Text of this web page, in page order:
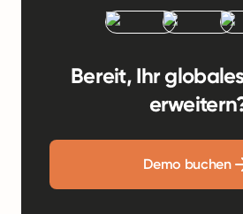
Bereit, Ihr
Demo buchen